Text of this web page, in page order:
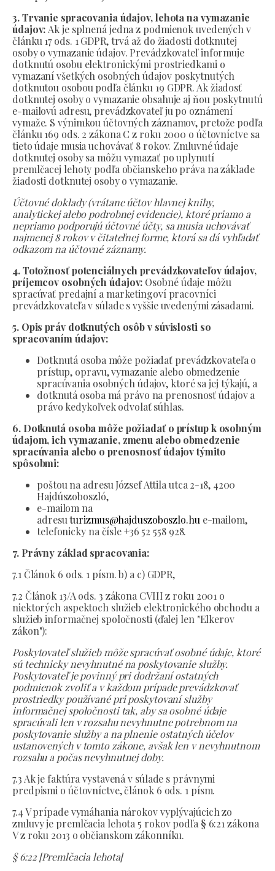
3. Trvanie spracovania údajov, lehota na vymazanie
údajov: Ak je splnená jedna z podmienok uvedených v
článku 17 ods. 1 GDPR, trvá až do žiadosti dotknutej
osoby o vymazanie údajov. Prevádzkovateľ informuje
dotknutú osobu elektronickými prostriedkami o
vymazaní všetkých osobných údajov poskytnutých
dotknutou osobou podľa článku 19 GDPR. Ak žiadosť
dotknutej osoby o vymazanie obsahuje aj ňou poskytnutú
e-mailovú adresu, prevádzkovateľ ju po oznámení
vymaže. S výnimkou účtovných záznamov, pretože podľa
článku 169 ods. 2 zákona C z roku 2000 o účtovníctve sa
tieto údaje musia uchovávať 8 rokov. Zmluvné údaje
dotknutej osoby sa môžu vymazať po uplynutí
premlčacej lehoty podľa občianskeho práva na základe
žiadosti dotknutej osoby o vymazanie.
Účtovné doklady (vrátane účtov hlavnej knihy,
analytickej alebo podrobnej evidencie), ktoré priamo a
nepriamo podporujú účtovné účty, sa musia uchovávať
najmenej 8 rokov v čitateľnej forme, ktorá sa dá vyhľadať
odkazom na účtovné záznamy.
4. Totožnosť potenciálnych prevádzkovateľov údajov,
príjemcov osobných údajov: Osobné údaje môžu
spracúvať predajní a marketingoví pracovníci
prevádzkovateľa v súlade s vyššie uvedenými zásadami.
5. Opis práv dotknutých osôb v súvislosti so
spracovaním údajov:
Dotknutá osoba môže požiadať prevádzkovateľa o
prístup, opravu, vymazanie alebo obmedzenie
spracúvania osobných údajov, ktoré sa jej týkajú, a
dotknutá osoba má právo na prenosnosť údajov a
právo kedykoľvek odvolať súhlas.
6. Dotknutá osoba môže požiadať o prístup k osobným
údajom, ich vymazanie, zmenu alebo obmedzenie
spracúvania alebo o prenosnosť údajov týmito
spôsobmi:
poštou na adresu József Attila utca 2-18, 4200
Hajdúszoboszló,
e-mailom na
adresuturizmus@hajduszoboszlo.hu e-mailom,
telefonicky na čísle +36 52 558 928.
7. Právny základ spracovania:
7.1 Článok 6 ods. 1 písm. b) a c) GDPR,
7.2 Článok 13/A ods. 3 zákona CVIII z roku 2001 o
niektorých aspektoch služieb elektronického obchodu a
služieb informačnej spoločnosti (ďalej len "Elkerov
zákon"):
Poskytovateľ služieb môže spracúvať osobné údaje, ktoré
sú technicky nevyhnutné na poskytovanie služby.
Poskytovateľ je povinný pri dodržaní ostatných
podmienok zvoliť a v každom prípade prevádzkovať
prostriedky používané pri poskytovaní služby
informačnej spoločnosti tak, aby sa osobné údaje
spracúvali len v rozsahu nevyhnutne potrebnom na
poskytovanie služby a na plnenie ostatných účelov
ustanovených v tomto zákone, avšak len v nevyhnutnom
rozsahu a počas nevyhnutnej doby.
7.3 Ak je faktúra vystavená v súlade s právnymi
predpismi o účtovníctve, článok 6 ods. 1 písm.
7.4 V prípade vymáhania nárokov vyplývajúcich zo
zmluvy je premlčacia lehota 5 rokov podľa § 6:21 zákona
V z roku 2013 o občianskom zákonníku.
§ 6:22 [Premlčacia lehota]